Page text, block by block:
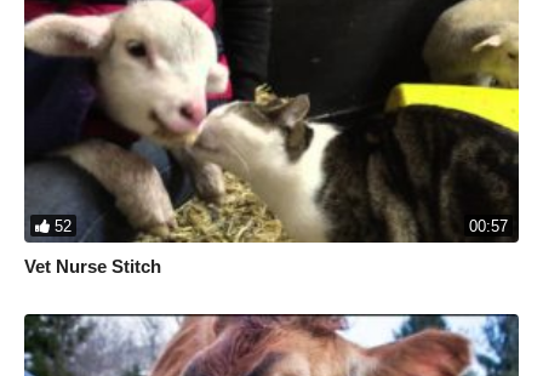
52 00:57
Vet Nurse Stitch